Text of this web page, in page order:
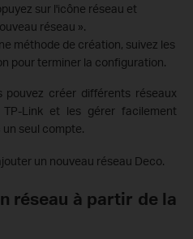
sur l'icône réseau et
réseau ».
méthode de création, suivez les
pour terminer la configuration.
pouvez créer différents réseaux
Link et les gérer facilement
seul compte.
un nouveau réseau Deco.
réseau à partir de la